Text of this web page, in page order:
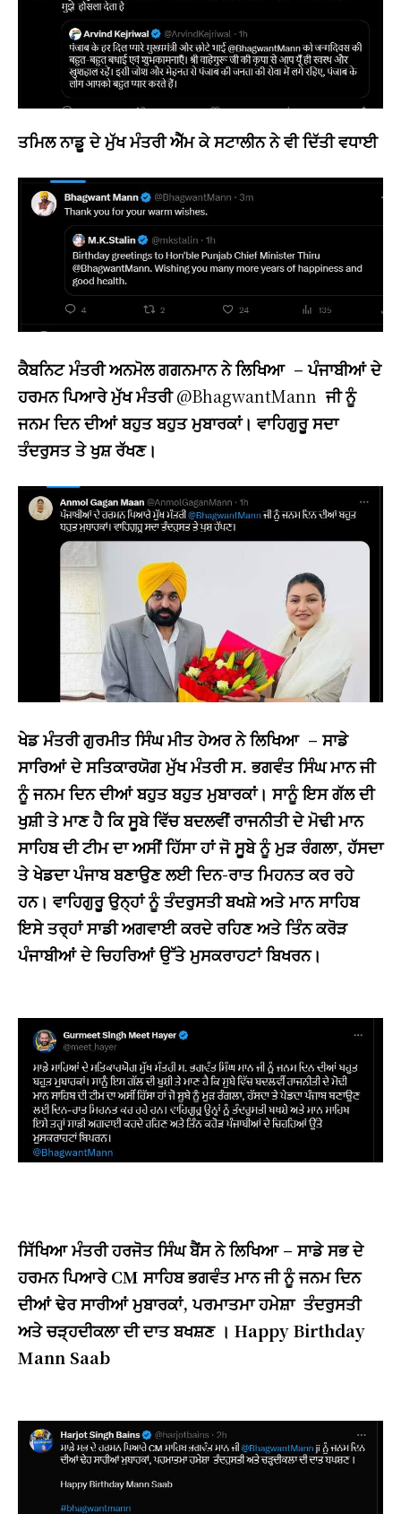
ਤਮਿਲ ਨਾਡੂ ਦੇ ਮੁੱਖ ਮੰਤਰੀ ਐੱਮ ਕੇ ਸਟਾਲੀਨ ਨੇ ਵੀ ਦਿੱਤੀ ਵਧਾਈ
ਕੈਬਨਿਟ ਮੰਤਰੀ ਅਨਮੋਲ ਗਗਨਮਾਨ ਨੇ ਲਿਖਿਆ –ਪੰਜਾਬੀਆਂ ਦੇ
ਹਰਮਨ ਪਿਆਰੇ ਮੁੱਖ ਮੰਤਰੀ@BhagwantMann ਜੀ ਨੂੰ
ਜਨਮ ਦਿਨ ਦੀਆਂ ਬਹੁਤ ਬਹੁਤ ਮੁਬਾਰਕਾਂ। ਵਾਹਿਗੁਰੂ ਸਦਾ
ਤੰਦਰੁਸਤ ਤੇ ਖੁਸ਼ ਰੱਖਣ।
ਖੇਡ ਮੰਤਰੀ ਗੁਰਮੀਤ ਸਿੰਘ ਮੀਤ ਹੇਅਰ ਨੇ ਲਿਖਿਆ – ਸਾਡੇ
ਸਾਰਿਆਂ ਦੇ ਸਤਿਕਾਰਯੋਗ ਮੁੱਖ ਮੰਤਰੀ ਸ. ਭਗਵੰਤ ਸਿੰਘ ਮਾਨ ਜੀ
ਨੂੰ ਜਨਮ ਦਿਨ ਦੀਆਂ ਬਹੁਤ ਬਹੁਤ ਮੁਬਾਰਕਾਂ। ਸਾਨੂੰ ਇਸ ਗੱਲ ਦੀ
ਖੁਸ਼ੀ ਤੇ ਮਾਣ ਹੈ ਕਿ ਸੂਬੇ ਵਿੱਚ ਬਦਲਵੀਂ ਰਾਜਨੀਤੀ ਦੇ ਮੋਢੀ ਮਾਨ
ਸਾਹਿਬ ਦੀ ਟੀਮ ਦਾ ਅਸੀਂ ਹਿੱਸਾ ਹਾਂ ਜੋ ਸੂਬੇ ਨੂੰ ਮੁੜ ਰੰਗਲਾ, ਹੱਸਦਾ
ਤੇ ਖੇਡਦਾ ਪੰਜਾਬ ਬਣਾਉਣ ਲਈ ਦਿਨ-ਰਾਤ ਮਿਹਨਤ ਕਰ ਰਹੇ
ਹਨ। ਵਾਹਿਗੁਰੂ ਉਨ੍ਹਾਂ ਨੂੰ ਤੰਦਰੁਸਤੀ ਬਖਸ਼ੇ ਅਤੇ ਮਾਨ ਸਾਹਿਬ
ਇਸੇ ਤਰ੍ਹਾਂ ਸਾਡੀ ਅਗਵਾਈ ਕਰਦੇ ਰਹਿਣ ਅਤੇ ਤਿੰਨ ਕਰੋੜ
ਪੰਜਾਬੀਆਂ ਦੇ ਚਿਹਰਿਆਂ ਉੱਤੇ ਮੁਸਕਰਾਹਟਾਂ ਬਿਖਰਨ।
ਸਿੱਖਿਆ ਮੰਤਰੀ ਹਰਜੋਤ ਸਿੰਘ ਬੈਂਸ ਨੇ ਲਿਖਿਆ – ਸਾਡੇ ਸਭ ਦੇ
ਹਰਮਨ ਪਿਆਰੇ CM ਸਾਹਿਬ ਭਗਵੰਤ ਮਾਨ ਜੀ ਨੂੰ ਜਨਮ ਦਿਨ
ਦੀਆਂ ਢੇਰ ਸਾਰੀਆਂ ਮੁਬਾਰਕਾਂ, ਪਰਮਾਤਮਾ ਹਮੇਸ਼ਾ ਤੰਦਰੁਸਤੀ
ਅਤੇ ਚੜ੍ਹਦੀਕਲਾ ਦੀ ਦਾਤ ਬਖਸ਼ਣ । Happy Birthday
Mann Saab